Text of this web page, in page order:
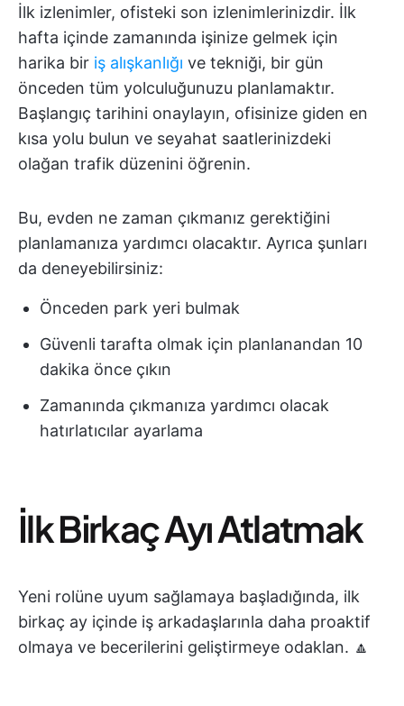
İlk izlenimler, ofisteki son izlenimlerinizdir. İlk
hafta içinde zamanında işinize gelmek için
harika bir iş alışkanlığı ve tekniği, bir gün
önceden tüm yolculuğunuzu planlamaktır.
Başlangıç tarihini onaylayın, ofisinize giden en
kısa yolu bulun ve seyahat saatlerinizdeki
olağan trafik düzenini öğrenin.
Bu, evden ne zaman çıkmanız gerektiğini
planlamanıza yardımcı olacaktır. Ayrıca şunları
da deneyebilirsiniz:
Önceden park yeri bulmak
Güvenli tarafta olmak için planlanandan 10
dakika önce çıkın
Zamanında çıkmanıza yardımcı olacak
hatırlatıcılar ayarlama
İlk Birkaç Ayı Atlatmak
Yeni rolüne uyum sağlamaya başladığında, ilk
birkaç ay içinde iş arkadaşlarınla daha proaktif
olmaya ve becerilerini geliştirmeye odaklan. 🔼